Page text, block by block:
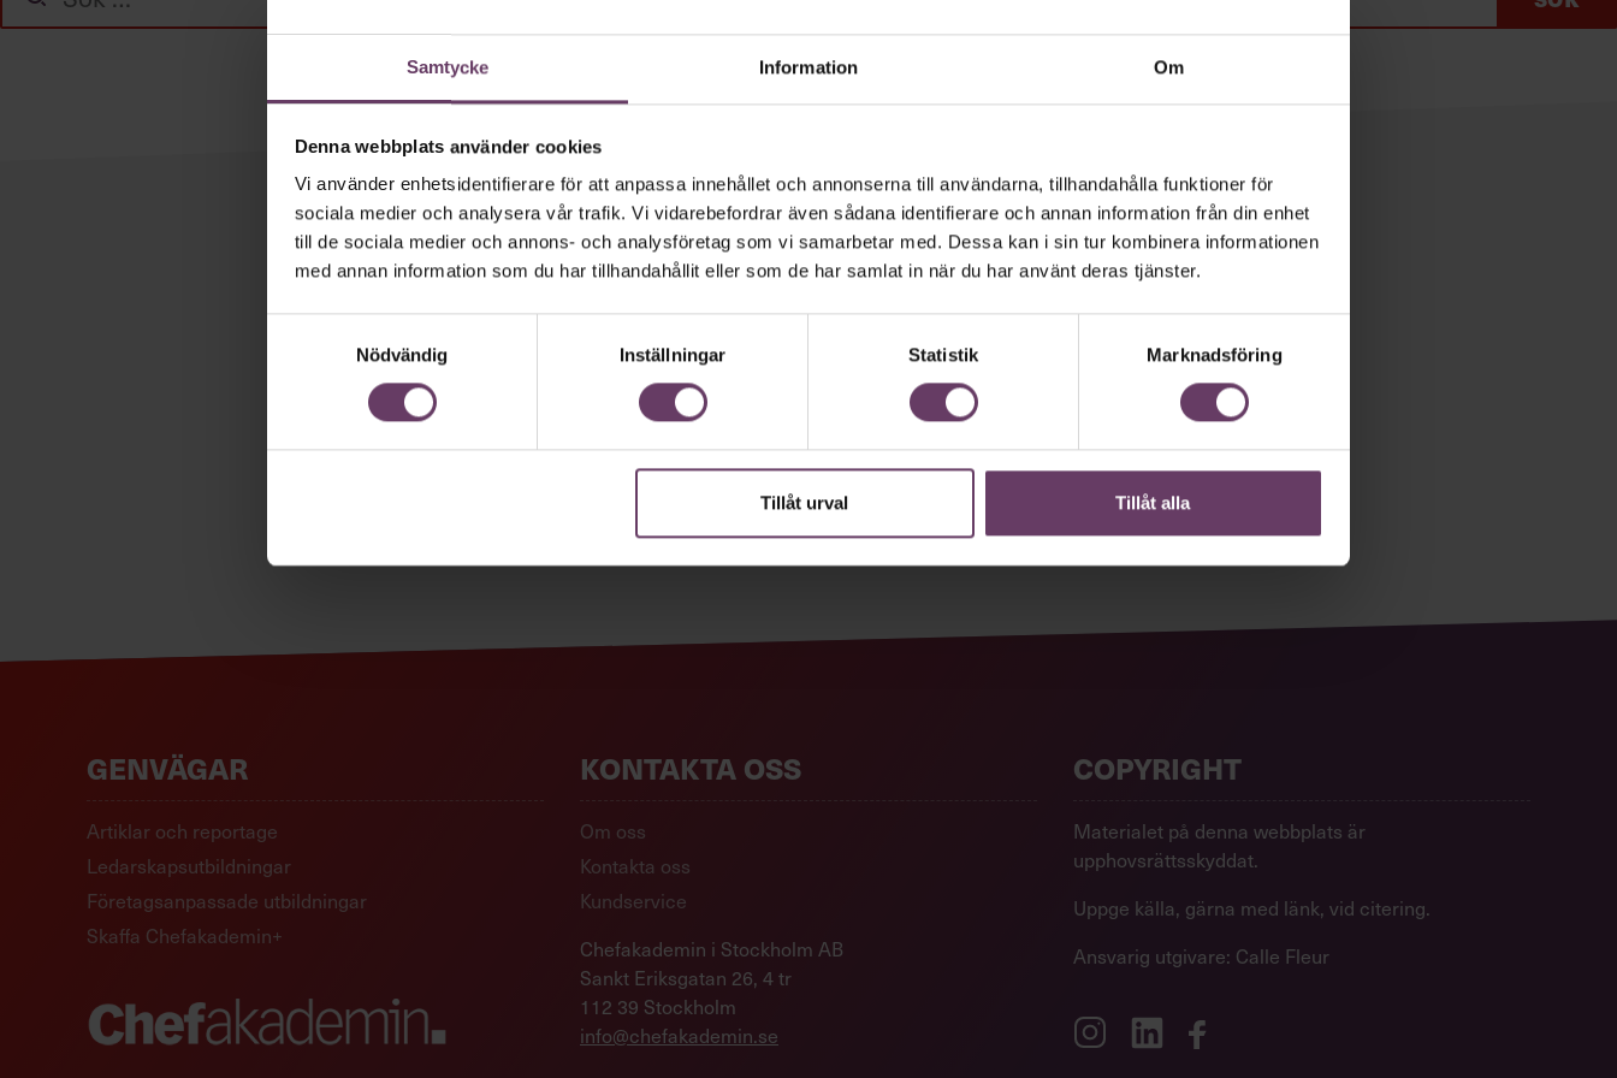
Samtycke Information Om
Denna webbplats använder cookies
Vi använder enhetsidentifierare för att anpassa innehållet och annonserna till användarna, tillhandahålla funktioner för
sociala medier och analysera vår trafik. Vi vidarebefordrar även sådana identifierare och annan information från din enhet
till de sociala medier och annons- och analysföretag som vi samarbetar med. Dessa kan i sin tur kombinera informationen
med annan information som du har tillhandahållit eller som de har samlat in när du har använt deras tjänster.
Nödvändig
Inställningar Statistik Marknadsföring
Tillåt urval Tillåt alla
efter:
Håll dig uppdaterad med våra nyhetsbrev!
Våra populära nyhetsbrev samlar varje vecka det bästa från Chef och
Chefakademin. Ledarskapsnytta och inspiration för dig som är chef, ledare
och/eller HR. Missa inget – börja prenumerera idag! Det är helt kostnadsfritt.
GENVÄGAR
Artiklar och reportage
Ledarskapsutbildningar
Företagsanpassade utbildningar
Skaffa Chefakademin+
KONTAKTA OSS
Om oss
Kontakta oss
Kundservice
Chefakademin i Stockholm AB
Sankt Eriksgatan 26, 4 tr
112 39 Stockholm
info@chefakademin.se
COPYRIGHT
Materialet på denna webbplats är
upphovsrättsskyddat.
Uppge källa, gärna med länk, vid citering.
Ansvarig utgivare: Calle Fleur